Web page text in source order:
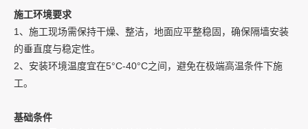
施工环境要求
1、施工现场需保持干燥、整洁，地面应平整稳固，确保隔墙安装
的垂直度与稳定性。
2、安装环境温度宜在5°C-40°C之间，避免在极端高温条件下施
工。
基础条件